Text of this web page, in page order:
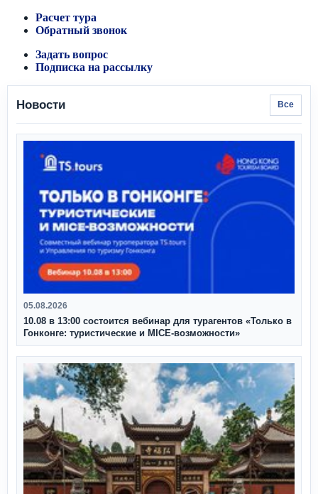
Расчет тура
Обратный звонок
Задать вопрос
Подписка на рассылку
Новости Все
05.08.2026
10.08 в 13:00 состоится вебинар для турагентов «Только в
Гонконге: туристические и MICE-возможности»